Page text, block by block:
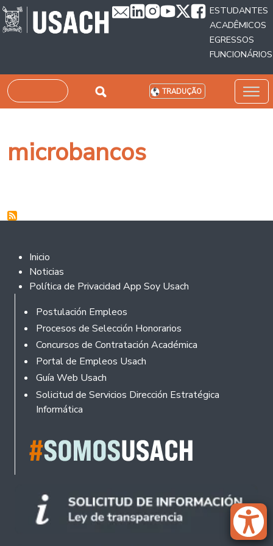
Passar para o conteúdo principal
ESTUDANTES
ACADÊMICOS
EGRESSOS
FUNCIONÁRIOS
Pesquisar TRADUÇÃO
microbancos
Footer 2
Inicio
Noticias
Política de Privacidad App Soy Usach
Rodapé
Postulación Empleos
Procesos de Selección Honorarios
Concursos de Contratación Académica
Portal de Empleos Usach
Guía Web Usach
Solicitud de Servicios Dirección Estratégica
Informática